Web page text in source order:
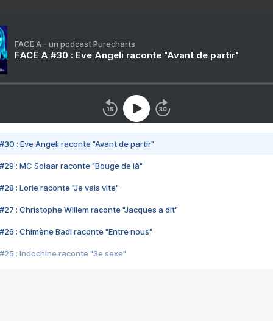
FACE A - un podcast Purecharts
FACE A #30 : Eve Angeli raconte "Avant de partir"
#30 : Eve Angeli raconte "Avant de partir"
#29 : MC Solaar raconte "Bouge de là"
#28 : Lorie raconte "Je vais vite"
#27 : Christophe Willem raconte "Jacques a dit"
#26 : Chimène Badi raconte "Entre nous"
#25 : Indochine raconte "3e sexe"